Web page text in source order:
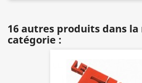
16 autres produits dans la
catégorie :